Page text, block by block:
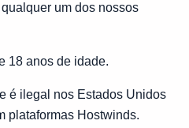
um dos nossos
18 anos de idade.
é ilegal nos Estados Unidos
plataformas Hostwinds.